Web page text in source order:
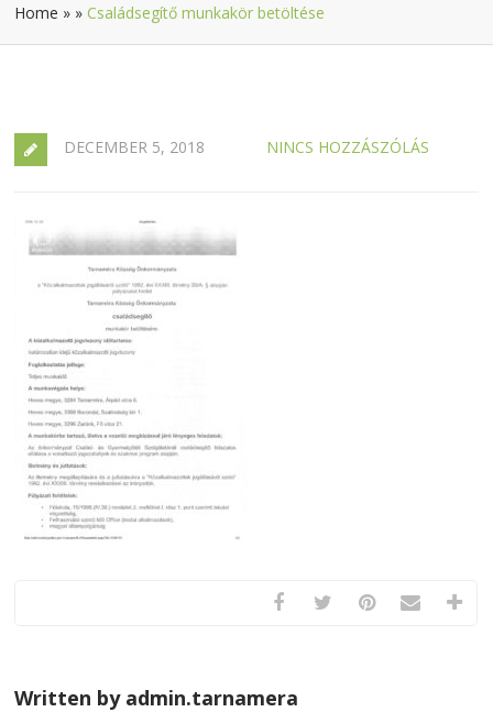
Home » » Családsegítő munkakör betöltése
DECEMBER 5, 2018 NINCS HOZZÁSZÓLÁS
Written by admin.tarnamera